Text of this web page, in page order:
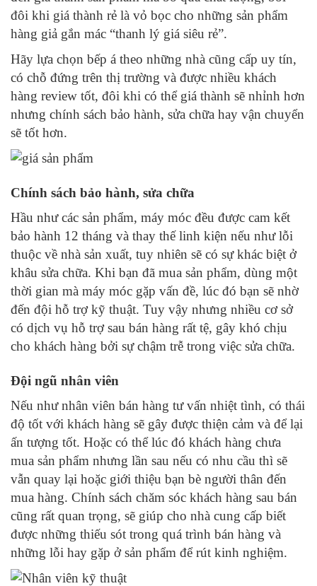
đôi khi giá thành rẻ là vỏ bọc cho những sản phẩm
hàng giả gắn mác “thanh lý giá siêu rẻ”.
Hãy lựa chọn bếp á theo những nhà cũng cấp uy tín,
có chỗ đứng trên thị trường và được nhiều khách
hàng review tốt, đôi khi có thể giá thành sẽ nhỉnh hơn
nhưng chính sách bảo hành, sửa chữa hay vận chuyển
sẽ tốt hơn.
Chính sách bảo hành, sửa chữa
Hầu như các sản phẩm, máy móc đều được cam kết
bảo hành 12 tháng và thay thế linh kiện nếu như lỗi
thuộc về nhà sản xuất, tuy nhiên sẽ có sự khác biệt ở
khâu sửa chữa. Khi bạn đã mua sản phẩm, dùng một
thời gian mà máy móc gặp vấn đề, lúc đó bạn sẽ nhờ
đến đội hỗ trợ kỹ thuật. Tuy vậy nhưng nhiều cơ sở
có dịch vụ hỗ trợ sau bán hàng rất tệ, gây khó chịu
cho khách hàng bởi sự chậm trễ trong việc sửa chữa.
Đội ngũ nhân viên
Nếu như nhân viên bán hàng tư vấn nhiệt tình, có thái
độ tốt với khách hàng sẽ gây được thiện cảm và để lại
ấn tượng tốt. Hoặc có thể lúc đó khách hàng chưa
mua sản phẩm nhưng lần sau nếu có nhu cầu thì sẽ
vẫn quay lại hoặc giới thiệu bạn bè người thân đến
mua hàng. Chính sách chăm sóc khách hàng sau bán
cũng rất quan trọng, sẽ giúp cho nhà cung cấp biết
được những thiếu sót trong quá trình bán hàng và
những lỗi hay gặp ở sản phẩm để rút kinh nghiệm.